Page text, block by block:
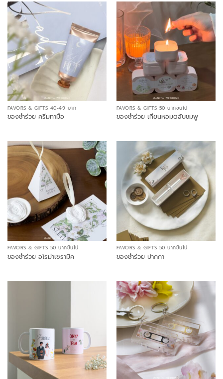
FAVORS & GIFTS 40-49 บาท
ของชำร่วย ครีมทามือ
FAVORS & GIFTS 50 บาทขึ้นไป
ของชำร่วย เทียนหอมตลับชมพู
FAVORS & GIFTS 50 บาทขึ้นไป
ของชำร่วย อโรม่าเซรามิค
FAVORS & GIFTS 50 บาทขึ้นไป
ของชำร่วย ปากกา